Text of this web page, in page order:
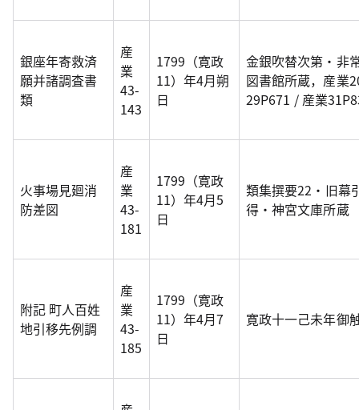
銀座年寄救済
願并諸調査書
類
産
業
43-
143
1799（寛政
11）年4月朔
日
金銀吹替次第・非
図書館所蔵，産業
29P671 / 産業
火事場見廻消
防差図
産
業
43-
181
1799（寛政
11）年4月5
日
類集撰要22・旧幕
得・神宮文庫所蔵
附記 町人百姓
地引移先例調
産
業
43-
185
1799（寛政
11）年4月7
日
寛政十一己未年御